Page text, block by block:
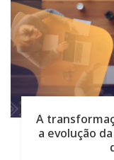
A
a evolução